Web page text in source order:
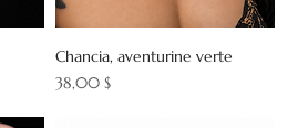
Chancia, aventurine verte
Prix
38,00 $